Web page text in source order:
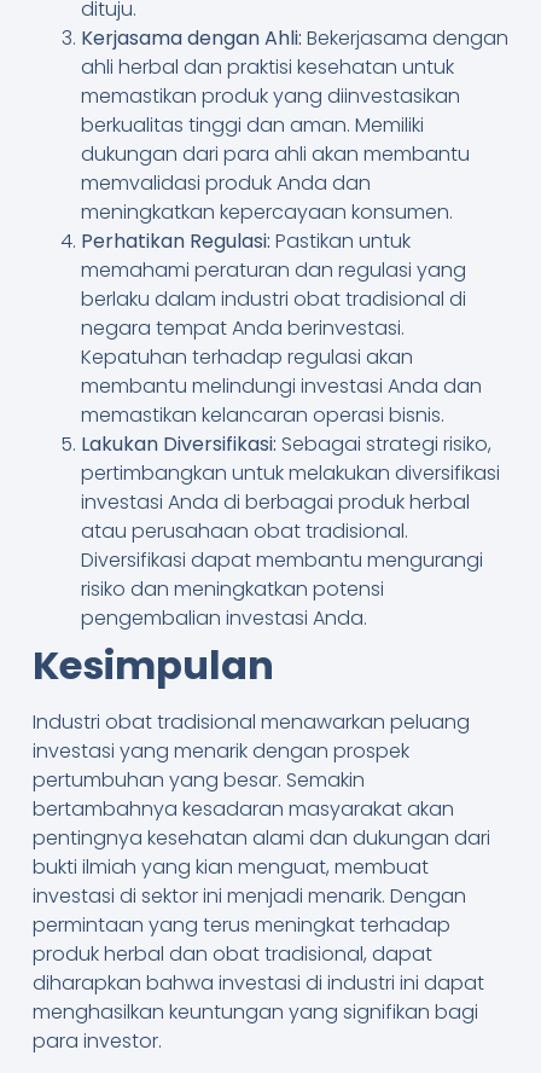
dituju.
Kerjasama dengan Ahli: Bekerjasama dengan
ahli herbal dan praktisi kesehatan untuk
memastikan produk yang diinvestasikan
berkualitas tinggi dan aman. Memiliki
dukungan dari para ahli akan membantu
memvalidasi produk Anda dan
meningkatkan kepercayaan konsumen.
Perhatikan Regulasi: Pastikan untuk
memahami peraturan dan regulasi yang
berlaku dalam industri obat tradisional di
negara tempat Anda berinvestasi.
Kepatuhan terhadap regulasi akan
membantu melindungi investasi Anda dan
memastikan kelancaran operasi bisnis.
Lakukan Diversifikasi: Sebagai strategi risiko,
pertimbangkan untuk melakukan diversifikasi
investasi Anda di berbagai produk herbal
atau perusahaan obat tradisional.
Diversifikasi dapat membantu mengurangi
risiko dan meningkatkan potensi
pengembalian investasi Anda.
Kesimpulan
Industri obat tradisional menawarkan peluang
investasi yang menarik dengan prospek
pertumbuhan yang besar. Semakin
bertambahnya kesadaran masyarakat akan
pentingnya kesehatan alami dan dukungan dari
bukti ilmiah yang kian menguat, membuat
investasi di sektor ini menjadi menarik. Dengan
permintaan yang terus meningkat terhadap
produk herbal dan obat tradisional, dapat
diharapkan bahwa investasi di industri ini dapat
menghasilkan keuntungan yang signifikan bagi
para investor.